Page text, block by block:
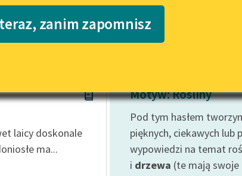
i klasyka
słuchania dla
lektur szkolnych i
słuchania dla
z
inspiracje.
skandynawskiej
Katalog
Katalog w formacie PDF
zanim zapomnisz
laicy doskonale
ma...
Motyw: Rośliny
Pod tym hasłem
pięknych, ciekawych lub
wypowiedzi na temat
i drzewa (te mają swoje